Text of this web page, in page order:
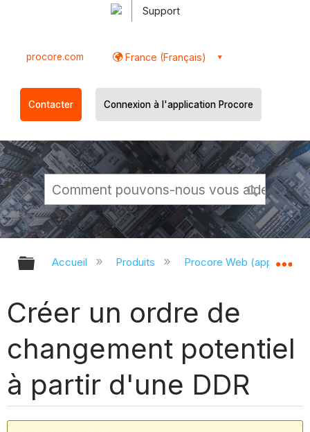
Support
procore.com France (Français)
Contacter Connexion à l'application Procore
Développer/réduire la hiérarchie
Accueil Produits Procore Web
Créer un ordre de
changement potentiel
à partir d'une DDR